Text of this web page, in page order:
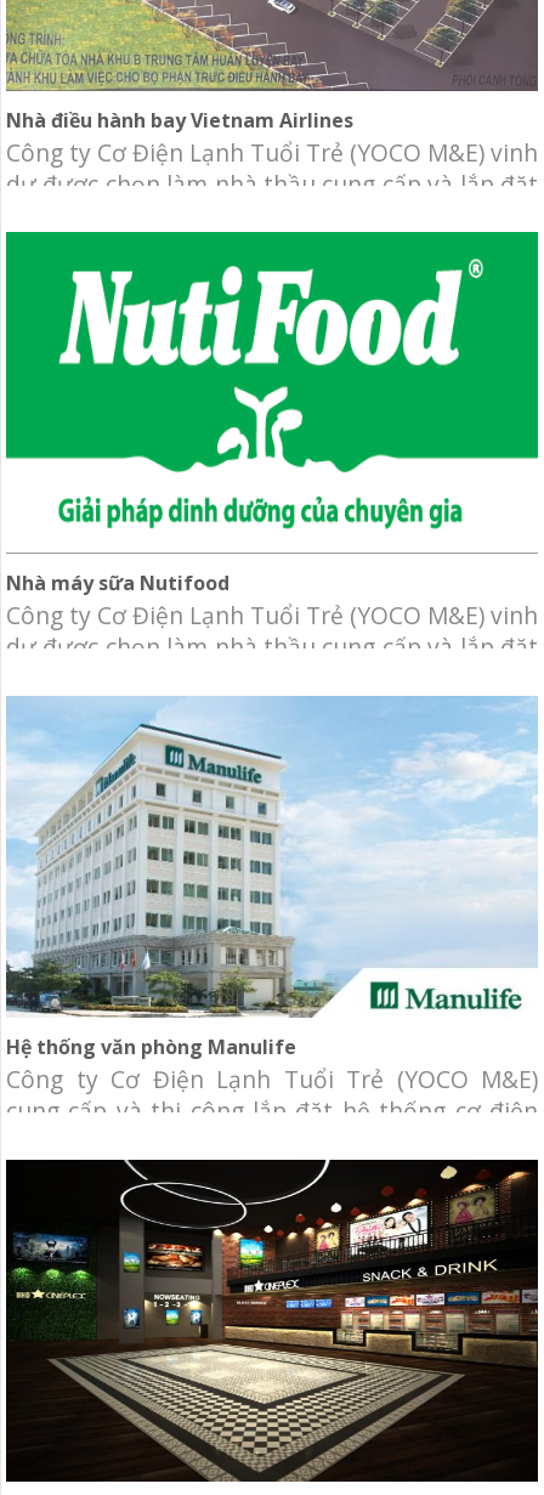
Nhà điều hành bay Vietnam Airlines
Công ty Cơ Điện Lạnh Tuổi Trẻ (YOCO M&E) vinh
dự được chọn làm nhà thầu cung cấp và lắp đặt
Chủ đầu tư: Tổng công ty hàng không Việt Nam
Địa điểm: 117 Hồng Hà, phường 2,
Nhà máy sữa Nutifood
Công ty Cơ Điện Lạnh Tuổi Trẻ (YOCO M&E) vinh
dự được chọn làm nhà thầu cung cấp và lắp đặt
khu xay đường của nhà máy Nutifood. Chủ đầu
tư: Công ty CP Thực phẩm dinh dưỡng Nutifood
Bình Dương Địa điểm: Lô E3-E4 KCN Mỹ Phước,
Hệ thống văn phòng Manulife
Công ty Cơ Điện Lạnh Tuổi Trẻ (YOCO M&E)
cung cấp và thi công lắp đặt hệ thống cơ điện
Manulife Việt Nam. Chủ đầu tư: Công ty TNHH
Manulife (Việt Nam) Địa điểm: Trên cả nước: Cà
Mau, Bạc Liêu, Trà Vinh, Nha Trang, Buôn